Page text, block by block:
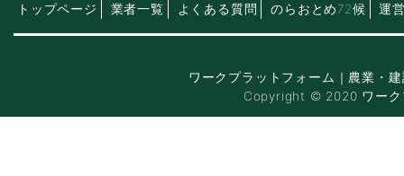
トップページ 業者一覧 よくある質問 のらおとめ72候 運
ワークプラットフォーム｜農業・
Copyright © 2020 ワーク